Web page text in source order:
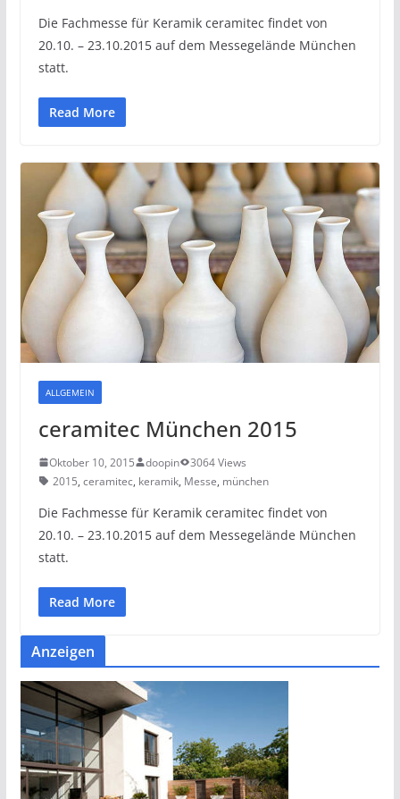
Die Fachmesse für Keramik ceramitec findet von
20.10. – 23.10.2015 auf dem Messegelände München
statt.
Read More
ALLGEMEIN
ceramitec München 2015
Oktober 10, 2015 doopin
3064 Views
2015, ceramitec, keramik, Messe, münchen
Die Fachmesse für Keramik ceramitec findet von
20.10. – 23.10.2015 auf dem Messegelände München
statt.
Read More
Anzeigen